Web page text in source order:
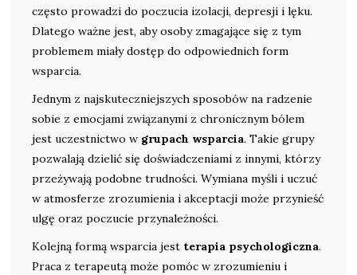
często prowadzi do poczucia izolacji, depresji i lęku.
Dlatego ważne jest, aby osoby zmagające się z tym
problemem miały dostęp do odpowiednich form
wsparcia.
Jednym z najskuteczniejszych sposobów na radzenie
sobie z emocjami związanymi z chronicznym bólem
jest uczestnictwo w grupach wsparcia. Takie grupy
pozwalają dzielić się doświadczeniami z innymi, którzy
przeżywają podobne trudności. Wymiana myśli i uczuć
w atmosferze zrozumienia i akceptacji może przynieść
ulgę oraz poczucie przynależności.
Kolejną formą wsparcia jest terapia psychologiczna.
Praca z terapeutą może pomóc w zrozumieniu i